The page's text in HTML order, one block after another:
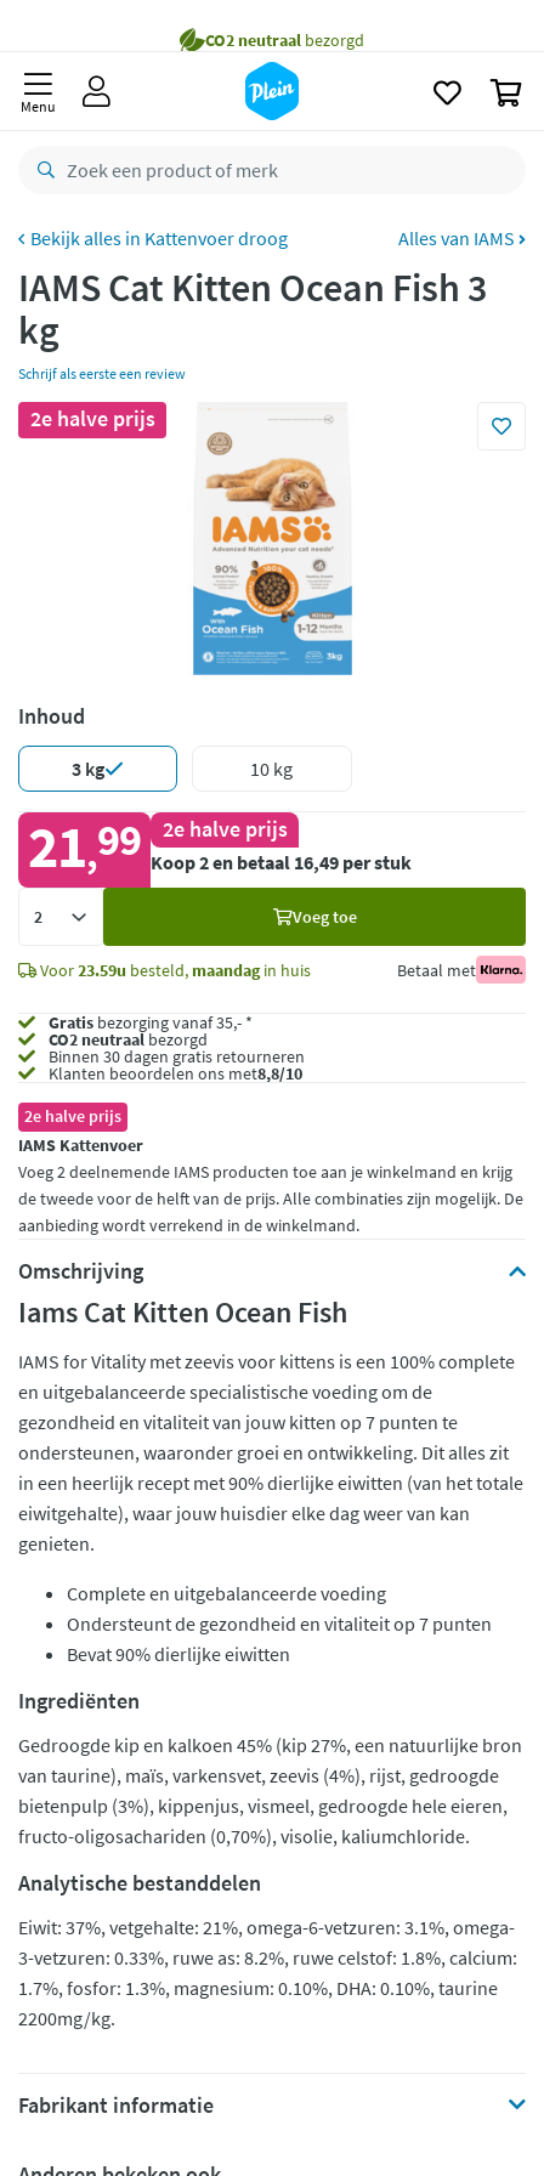
besteld,maandag
Gratisretourneren
Betaal met Klarna
Menu
Kattenvoer droog Alles van IAMS
IAMS Cat Kitten Ocean Fish 3
kg
Schrijf als eerste een review
2e halve prijs
Inhoud
3 kg 10 kg
21,99 2e halve prijs
Koop 2 en betaal 16,49 per stuk
Voeg toe
Voor23.59u besteld, maandagin huis Betaal met
Gratis bezorging vanaf 35,- *
CO2 neutraalbezorgd
Binnen 30 dagen gratis retourneren
Klanten beoordelen ons met8,8/10
2e halve prijs
IAMS Kattenvoer
Voeg 2 deelnemende IAMS producten toe aan je winkelmand en krijg
de tweede voor de helft van de prijs. Alle combinaties zijn mogelijk. De
aanbieding wordt verrekend in de winkelmand.
Omschrijving
Iams Cat Kitten Ocean Fish
IAMS for Vitality met zeevis voor kittens is een 100% complete
en uitgebalanceerde specialistische voeding om de
gezondheid en vitaliteit van jouw kitten op 7 punten te
ondersteunen, waaronder groei en ontwikkeling. Dit alles zit
in een heerlijk recept met 90% dierlijke eiwitten (van het totale
eiwitgehalte), waar jouw huisdier elke dag weer van kan
genieten.
Complete en uitgebalanceerde voeding
Ondersteunt de gezondheid en vitaliteit op 7 punten
Bevat 90% dierlijke eiwitten
Ingrediënten
Gedroogde kip en kalkoen 45% (kip 27%, een natuurlijke bron
van taurine), maïs, varkensvet, zeevis (4%), rijst, gedroogde
bietenpulp (3%), kippenjus, vismeel, gedroogde hele eieren,
fructo-oligosachariden (0,70%), visolie, kaliumchloride.
Analytische bestanddelen
Eiwit: 37%, vetgehalte: 21%, omega-6-vetzuren: 3.1%, omega-
3-vetzuren: 0.33%, ruwe as: 8.2%, ruwe celstof: 1.8%, calcium:
1.7%, fosfor: 1.3%, magnesium: 0.10%, DHA: 0.10%, taurine
2200mg/kg.
Fabrikant informatie